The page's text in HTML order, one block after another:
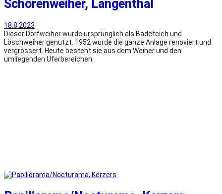
Schorenweiher, Langenthal
18.8.2023
Dieser Dorfweiher wurde ursprünglich als Badeteich und
Löschweiher genutzt. 1952 wurde die ganze Anlage renoviert und
vergrössert. Heute besteht sie aus dem Weiher und den
umliegenden Uferbereichen.